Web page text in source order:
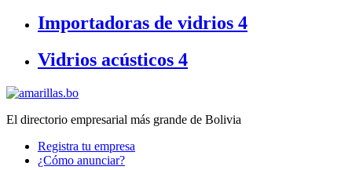
Importadoras de vidrios 4
Vidrios acústicos 4
El directorio empresarial más grande de Bolivia
Registra tu empresa
¿Cómo anunciar?